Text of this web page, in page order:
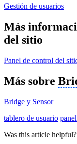
Gestión de usuarios
Más
del sitio
Panel de control del
Más sobre
Bridge y Sensor
tablero de usuario
Was this article helpful?